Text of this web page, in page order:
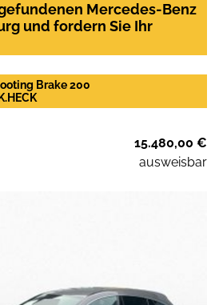
Mercedes-Benz
und fordern Sie Ihr
Brake 200
15.480,00 €
ausweisbar